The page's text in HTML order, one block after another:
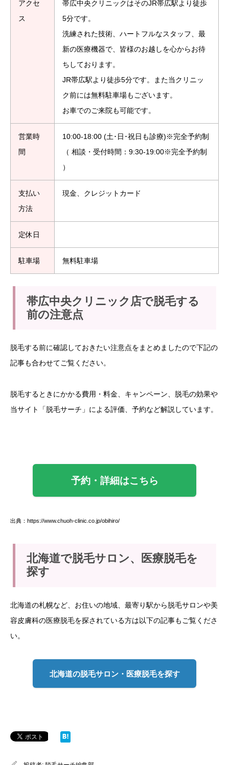
アクセ
ス
帯広中央クリニックはそのJR帯広駅より徒歩
5分です。
洗練された技術、ハートフルなスタッフ、最
新の医療機器で、皆様のお越しを心からお待
ちしております。
JR帯広駅より徒歩5分です。また当クリニッ
ク前には無料駐車場もございます。
お車でのご来院も可能です。
営業時
間
10:00-18:00 (土･日･祝日も診療)※完全予約制
（ 相談・受付時間：9:30-19:00※完全予約制
）
支払い
方法
現金、クレジットカード
定休日
駐車場 無料駐車場
帯広中央クリニック店で脱毛する
前の注意点
脱毛する前に確認しておきたい注意点をまとめましたので下記の
記事も合わせてご覧ください。
脱毛するときにかかる費用・料金、キャンペーン、脱毛の効果や
当サイト「脱毛サーチ」による評価、予約など解説しています。
予約・詳細はこちら
出典：https://www.chuoh-clinic.co.jp/obihiro/
北海道で脱毛サロン、医療脱毛を
探す
北海道の札幌など、お住いの地域、最寄り駅から脱毛サロンや美
容皮膚科の医療脱毛を探されている方は以下の記事もご覧くださ
い。
北海道の脱毛サロン・医療脱毛を探す